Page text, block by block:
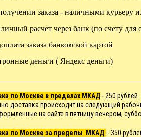
заказа - наличными курьеру
расчет через банк (по счету для
заказа банковской картой
деньги ( Яндекс деньги)
по Москве в пределах МКАД - 250
доставка происходит на следующий
на сайте в пятницу вечером,
по Москве за пределы МКАД - 350